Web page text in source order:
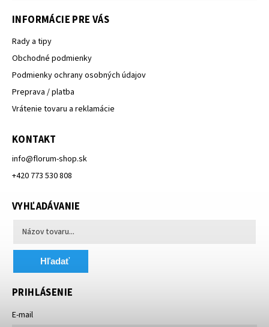
INFORMÁCIE PRE VÁS
Rady a tipy
Obchodné podmienky
Podmienky ochrany osobných údajov
Preprava / platba
Vrátenie tovaru a reklamácie
KONTAKT
info@florum-shop.sk
+420 773 530 808
VYHĽADÁVANIE
Hľadať
PRIHLÁSENIE
E-mail